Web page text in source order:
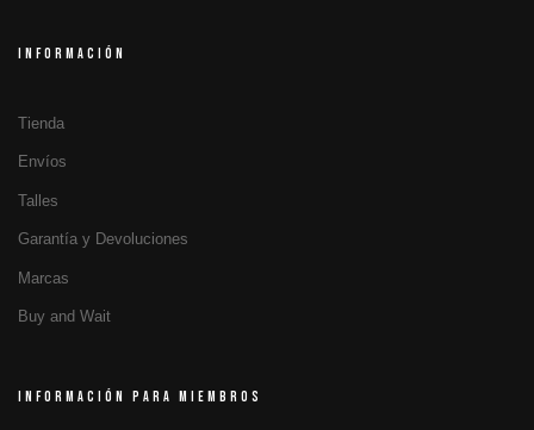
INFORMACIÓN
Tienda
Envíos
Talles
Garantía y Devoluciones
Marcas
Buy and Wait
INFORMACIÓN PARA MIEMBROS